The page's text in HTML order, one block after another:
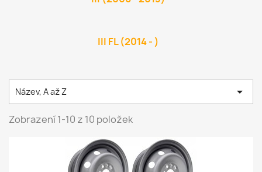
III FL (2014 - )
Název, A až Z 
Zobrazení 1-10 z 10 položek